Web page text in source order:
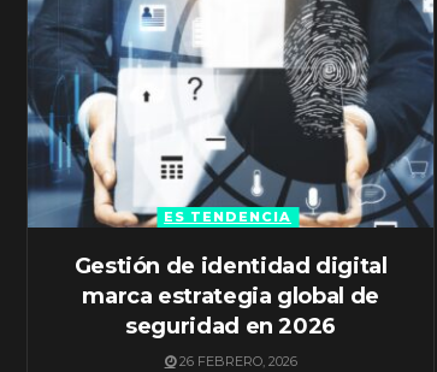
ES TENDENCIA
Gestión de identidad digital
marca estrategia global de
seguridad en 2026
26 FEBRERO, 2026